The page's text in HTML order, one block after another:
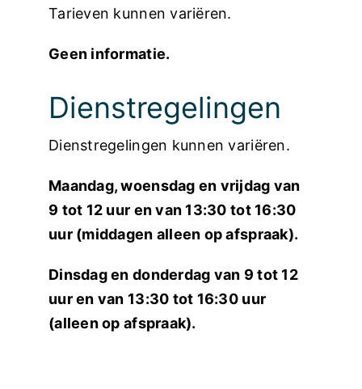
Tarieven kunnen variëren.
Geen informatie.
Dienstregelingen
Dienstregelingen kunnen variëren.
Maandag, woensdag en vrijdag van
9 tot 12 uur en van 13:30 tot 16:30
uur (middagen alleen op afspraak).
Dinsdag en donderdag van 9 tot 12
uur en van 13:30 tot 16:30 uur
(alleen op afspraak).